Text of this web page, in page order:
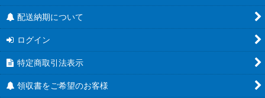
配送納期について
ログイン
特定商取引法表示
領収書をご希望のお客様